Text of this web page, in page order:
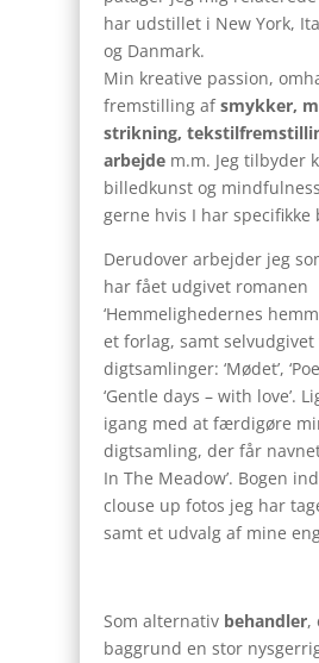
har udstillet i New York,
og Danmark.
Min kreative passion,
fremstilling afsmykker,
strikning,
arbejde m.m. Jeg tilbyder
billedkunst og
gerne hvis I har specifikke
Derudover arbejder jeg
har fået udgivet romanen
‘Hemmelighedernes
et forlag, samt selvudgivet
digtsamlinger: ‘Mødet’,
‘Gentle days – with love’.
igang med at færdigøre
digtsamling, der får
In The Meadow’. Bogen
clouse up fotos jeg har
samt et udvalg af mine
Som alternativ behandler,
baggrund en stor